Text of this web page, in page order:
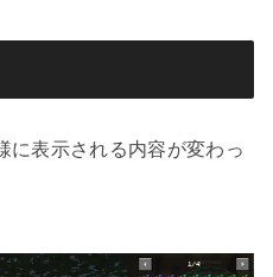
に表示される内容が変わっ